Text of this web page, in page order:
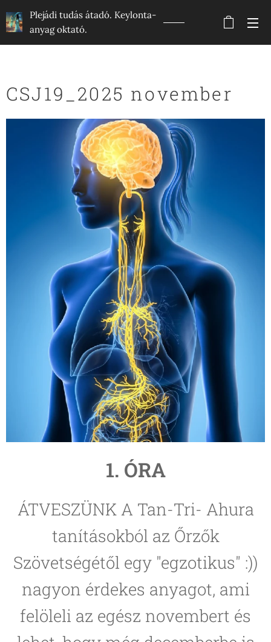
Plejádi tudás átadó. Keylonta-
anyag oktató.
CSJ19_2025 november
1. ÓRA
ÁTVESZÜNK A Tan-Tri- Ahura
tanításokból az Őrzők
Szövetségétől egy "egzotikus" :))
nagyon érdekes anyagot, ami
felöleli az egész novembert és